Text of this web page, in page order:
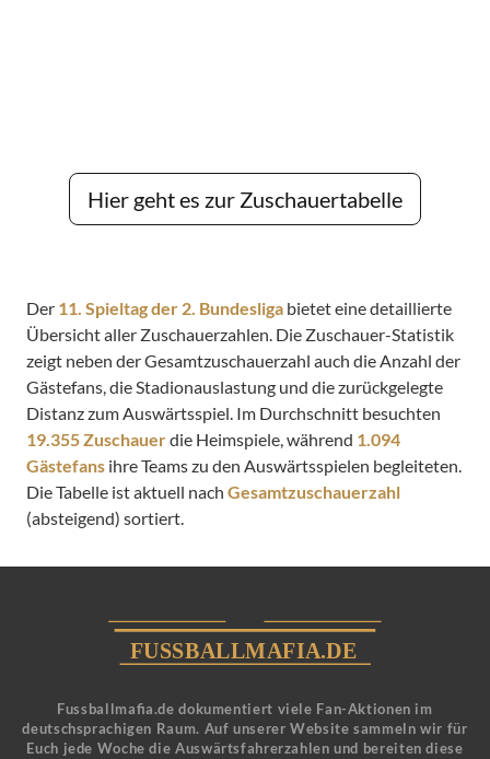
Hier geht es zur Zuschauertabelle
Der 11. Spieltag der 2. Bundesliga bietet eine detaillierte
Übersicht aller Zuschauerzahlen. Die Zuschauer-Statistik
zeigt neben der Gesamtzuschauerzahl auch die Anzahl der
Gästefans, die Stadionauslastung und die zurückgelegte
Distanz zum Auswärtsspiel. Im Durchschnitt besuchten
19.355 Zuschauerdie Heimspiele, während 1.094
Gästefans ihre Teams zu den Auswärtsspielen begleiteten.
Die Tabelle ist aktuell nach Gesamtzuschauerzahl
(absteigend) sortiert.
Fussballmafia.de dokumentiert viele Fan-Aktionen im
deutschsprachigen Raum. Auf unserer Website sammeln wir für
Euch jede Woche die Auswärtsfahrerzahlen und bereiten diese